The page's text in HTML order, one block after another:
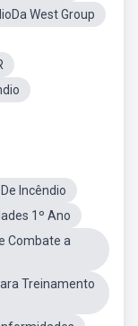
West Group
Incêndio
1º Ano
Combate a
Treinamento